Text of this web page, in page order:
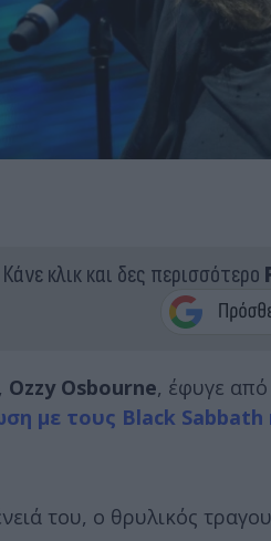
Κάνε κλικ και δες περισσότερο
Ozzy Osbourne, έφυγε από
με τους Black
του, ο θρυλικός